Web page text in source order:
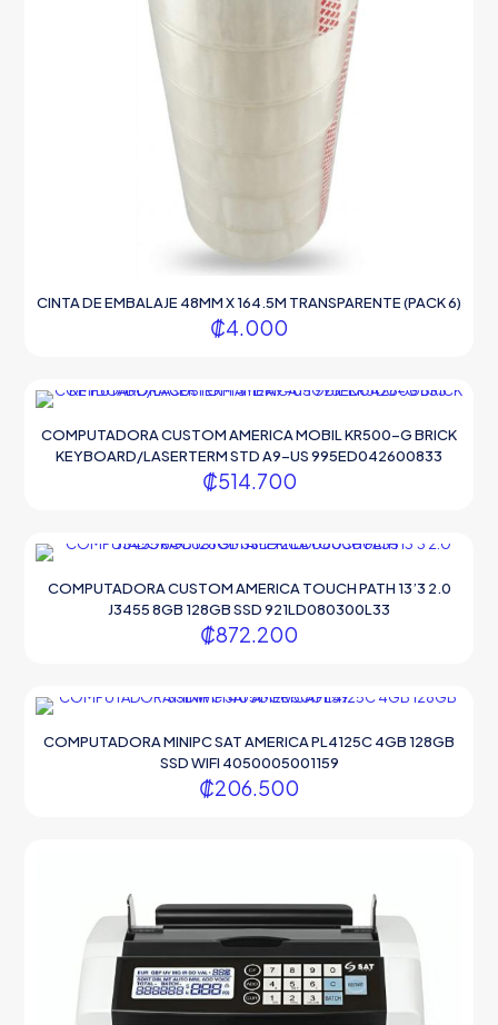
CINTA DE EMBALAJE 48MM X 164.5M TRANSPARENTE (PACK 6)
₡4.000
COMPUTADORA CUSTOM AMERICA MOBIL KR500-G BRICK
KEYBOARD/LASERTERM STD A9-US 995ED042600833
₡514.700
COMPUTADORA CUSTOM AMERICA TOUCH PATH 13’3 2.0
J3455 8GB 128GB SSD 921LD080300L33
₡872.200
COMPUTADORA MINIPC SAT AMERICA PL4125C 4GB 128GB
SSD WIFI 4050005001159
₡206.500